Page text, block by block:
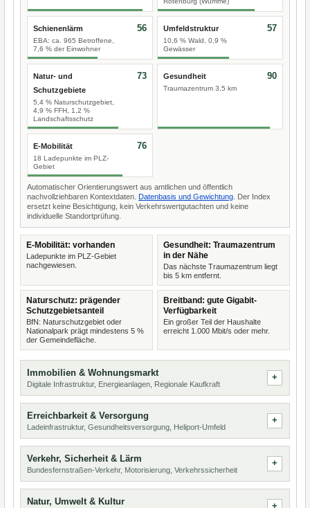
Schienenlärm
EBA: ca. 965 Betroffene,
7,6 % der Einwohner
56 Umfeldstruktur
10,6 % Wald, 0,9 %
Gewässer
57
Natur- und
Schutzgebiete
5,4 % Naturschutzgebiet,
4,9 % FFH, 1,2 %
Landschaftsschutz
73 Gesundheit
Traumazentrum 3,5 km
90
E-Mobilität
18 Ladepunkte im PLZ-
Gebiet
76
Automatischer Orientierungswert aus amtlichen und öffentlich
nachvollziehbaren Kontextdaten. Datenbasis und Gewichtung . Der Index
ersetzt keine Besichtigung, kein Verkehrswertgutachten und keine
individuelle Standortprüfung.
E-Mobilität: vorhanden
Ladepunkte im PLZ-Gebiet
nachgewiesen.
Gesundheit: Traumazentrum
in der Nähe
Das nächste Traumazentrum liegt
bis 5 km entfernt.
Naturschutz: prägender
Schutzgebietsanteil
BfN: Naturschutzgebiet oder
Nationalpark prägt mindestens 5 %
der Gemeindefläche.
Breitband: gute Gigabit-
Verfügbarkeit
Ein großer Teil der Haushalte
erreicht 1.000 Mbit/s oder mehr.
Immobilien & Wohnungsmarkt
Digitale Infrastruktur, Energieanlagen, Regionale Kaufkraft
Erreichbarkeit & Versorgung
Ladeinfrastruktur, Gesundheitsversorgung, Heliport-Umfeld
Verkehr, Sicherheit & Lärm
Bundesfernstraßen-Verkehr, Motorisierung, Verkehrssicherheit
Natur, Umwelt & Kultur